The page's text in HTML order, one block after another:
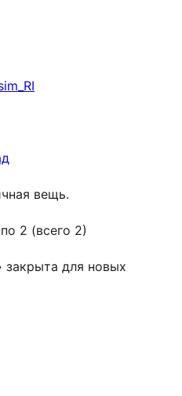
вещь.
2 (всего 2)
закрыта для новых